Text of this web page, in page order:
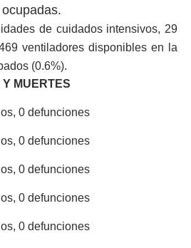
de cuidados intensivos, 29
ventiladores disponibles en la
(0.6%).
MUERTES
0 defunciones
0 defunciones
0 defunciones
0 defunciones
0 defunciones